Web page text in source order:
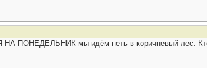
НА ПОНЕДЕЛЬНИК мы идём петь в коричневый лес.